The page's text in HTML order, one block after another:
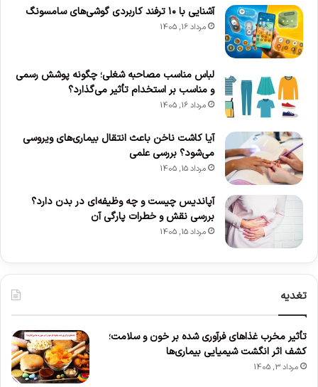
آشنایی با ۱۰ ترفند کاربردی گوشی‌های سامسونگ
مرداد 16, 1405
لباس مناسب مصاحبه شغلی؛ چگونه پوشش رسمی
و مناسب بر استخدام تأثیر می‌گذارد؟
مرداد 16, 1405
آیا کاشت ناخن باعث انتقال بیماری‌های ویروسی
می‌شود؟ بررسی علمی
مرداد 15, 1405
آپاندیس چیست و چه وظیفه‌ای در بدن دارد؟
بررسی نقش و خطرات پارگی آن
مرداد 15, 1405
تغدیه
تأثیر مخرب غذاهای فرآوری شده بر خون و سلامت؛
کشف اثر انگشت شیمیایی بیماری‌ها
مرداد 3, 1405